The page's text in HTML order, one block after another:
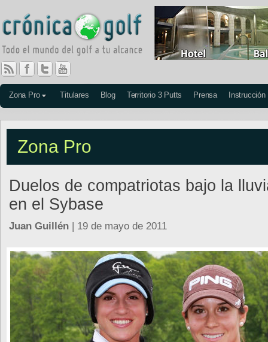
Zona Pro Titulares Blog Territorio 3 Putts Prensa Instrucción
Zona Pro
Duelos de compatriotas bajo la
en el Sybase
Juan Guillén | 19 de mayo de 2011